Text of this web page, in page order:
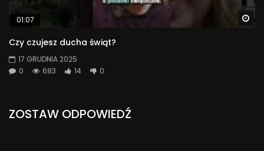
01:07
Czy czujesz ducha świąt?
17 GRUDNIA 2025
0
683 14 0
ZOSTAW ODPOWIEDŹ